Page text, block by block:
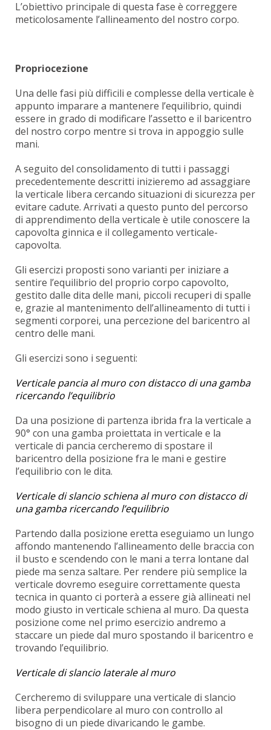
L’obiettivo principale di questa fase è correggere
meticolosamente l’allineamento del nostro corpo.
Propriocezione
Una delle fasi più difficili e complesse della verticale è
appunto imparare a mantenere l’equilibrio, quindi
essere in grado di modificare l’assetto e il baricentro
del nostro corpo mentre si trova in appoggio sulle
mani.
A seguito del consolidamento di tutti i passaggi
precedentemente descritti inizieremo ad assaggiare
la verticale libera cercando situazioni di sicurezza per
evitare cadute. Arrivati a questo punto del percorso
di apprendimento della verticale è utile conoscere la
capovolta ginnica e il collegamento verticale-
capovolta.
Gli esercizi proposti sono varianti per iniziare a
sentire l’equilibrio del proprio corpo capovolto,
gestito dalle dita delle mani, piccoli recuperi di spalle
e, grazie al mantenimento dell’allineamento di tutti i
segmenti corporei, una percezione del baricentro al
centro delle mani.
Gli esercizi sono i seguenti:
Verticale pancia al muro con distacco di una gamba
ricercando l’equilibrio
Da una posizione di partenza ibrida fra la verticale a
90° con una gamba proiettata in verticale e la
verticale di pancia cercheremo di spostare il
baricentro della posizione fra le mani e gestire
l’equilibrio con le dita.
Verticale di slancio schiena al muro con distacco di
una gamba ricercando l’equilibrio
Partendo dalla posizione eretta eseguiamo un lungo
affondo mantenendo l’allineamento delle braccia con
il busto e scendendo con le mani a terra lontane dal
piede ma senza saltare. Per rendere più semplice la
verticale dovremo eseguire correttamente questa
tecnica in quanto ci porterà a essere già allineati nel
modo giusto in verticale schiena al muro. Da questa
posizione come nel primo esercizio andremo a
staccare un piede dal muro spostando il baricentro e
trovando l’equilibrio.
Verticale di slancio laterale al muro
Cercheremo di sviluppare una verticale di slancio
libera perpendicolare al muro con controllo al
bisogno di un piede divaricando le gambe.